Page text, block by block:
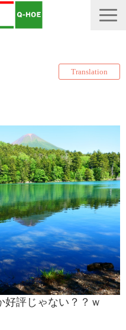
Translation
子 DL
報
報
ログ
好評じゃない？？ｗ